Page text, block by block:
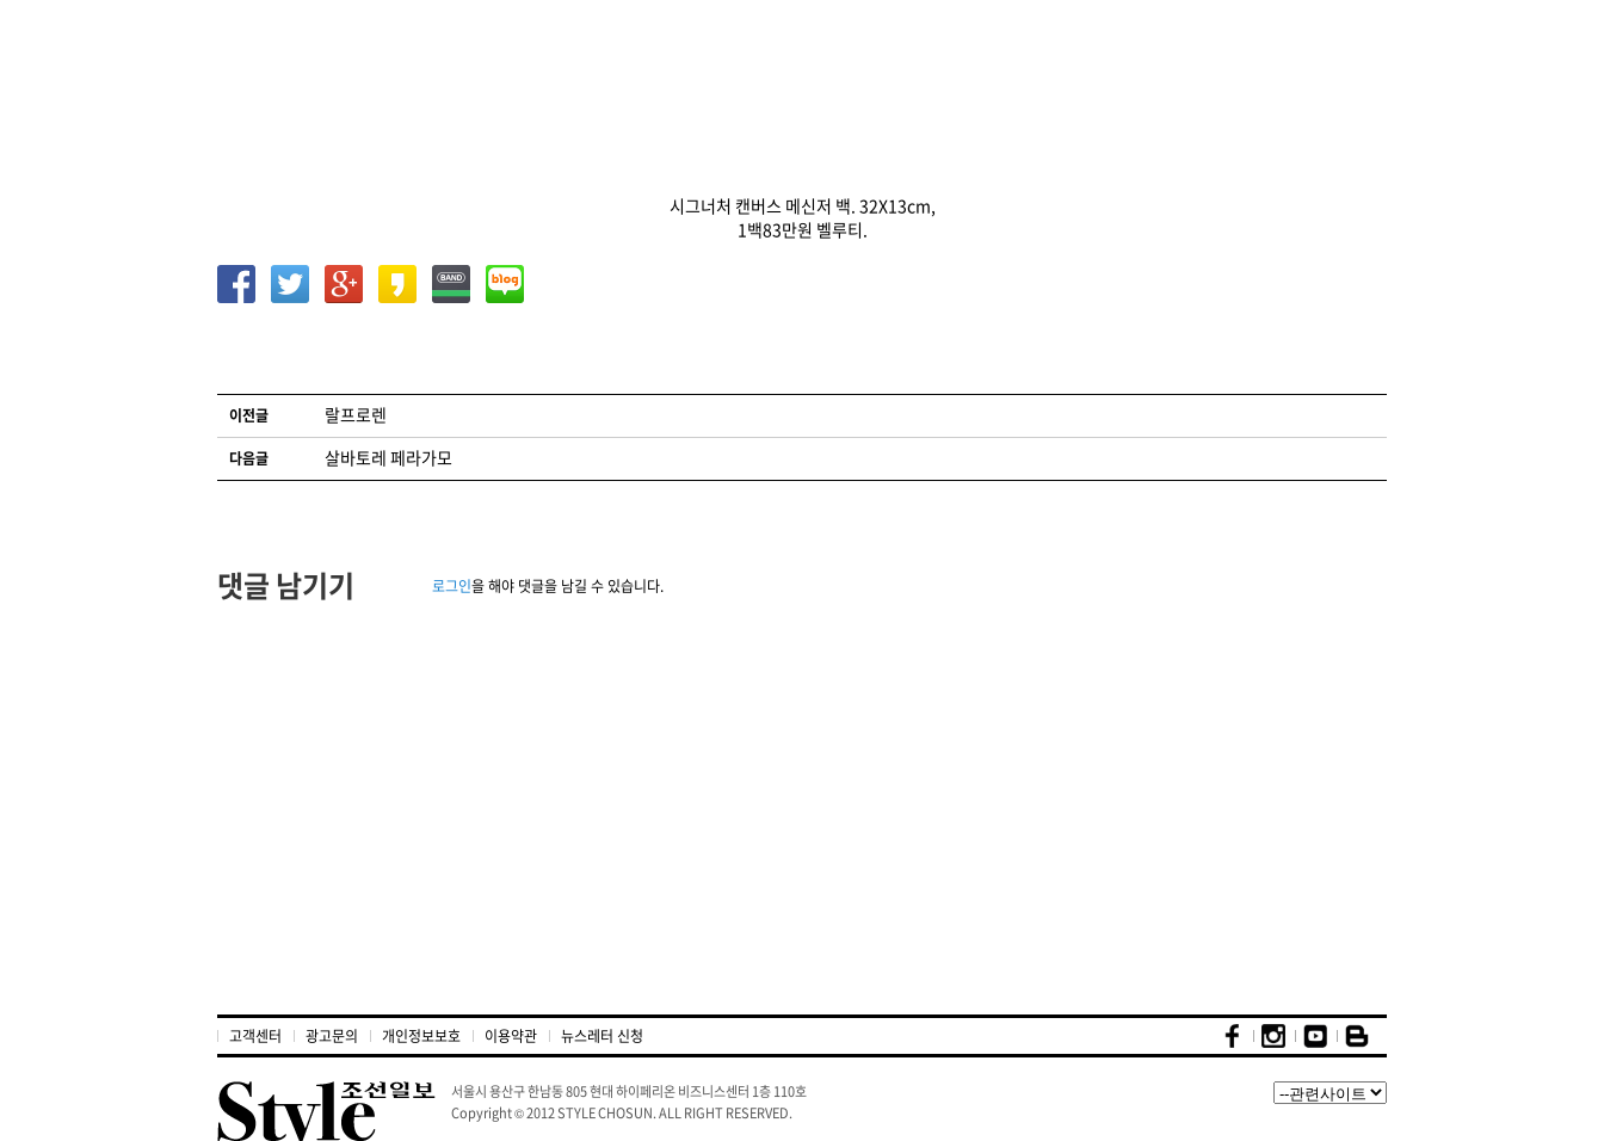
시그너처 캔버스 메신저 백. 32X13cm,
1백83만원 벨루티.
글 네비게이션
이전글 랄프로렌
다음글 살바토레 페라가모
댓글 남기기 로그인을 해야 댓글을 남길 수 있습니다.
고객센터 광고문의 개인정보보호 이용약관 뉴스레터 신청
서울시 용산구 한남동 805 현대 하이페리온 비즈니스센터 1층 110호
Copyright © 2012 STYLE CHOSUN. ALL RIGHT RESERVED.